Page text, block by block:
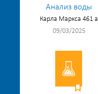
Анализ воды
Карла Маркса 461 а
09/03/2025